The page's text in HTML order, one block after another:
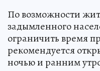
По возможности
задымленного
ограничить время
рекомендуется
ночью и ранним